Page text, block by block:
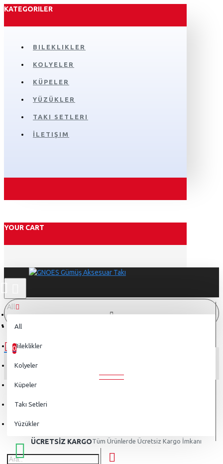
KATEGORILER
BILEKLIKLER
KOLYELER
KÜPELER
YÜZÜKLER
TAKI SETLERI
İLETIŞIM
YOUR CART
All
All
Bileklikler
Kolyeler
Küpeler
Takı Setleri
Yüzükler
0
Alışveriş sepetiniz boş!
ÜCRETSİZ KARGOTüm Ürünlerde Ücretsiz Kargo İmkanı